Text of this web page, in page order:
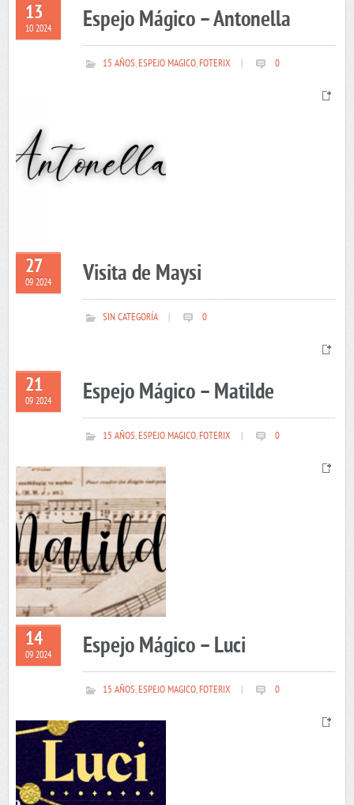
13
10 2024 Espejo Mágico – Antonella
15 AÑOS,ESPEJO MAGICO,FOTERIX 0
27
09 2024 Visita de Maysi
SIN CATEGORÍA 0
21
09 2024 Espejo Mágico – Matilde
15 AÑOS,ESPEJO MAGICO,FOTERIX 0
14
09 2024 Espejo Mágico – Luci
15 AÑOS,ESPEJO MAGICO,FOTERIX 0